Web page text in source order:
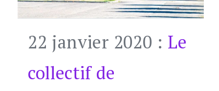
22 janvier 2020 : Le
collectif de